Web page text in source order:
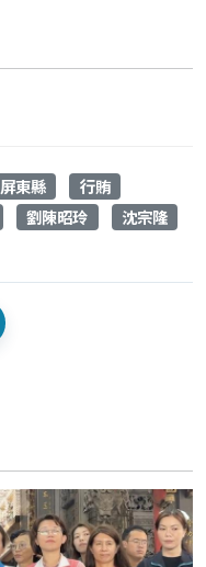
屏東縣
行賄
劉陳昭玲
沈宗隆